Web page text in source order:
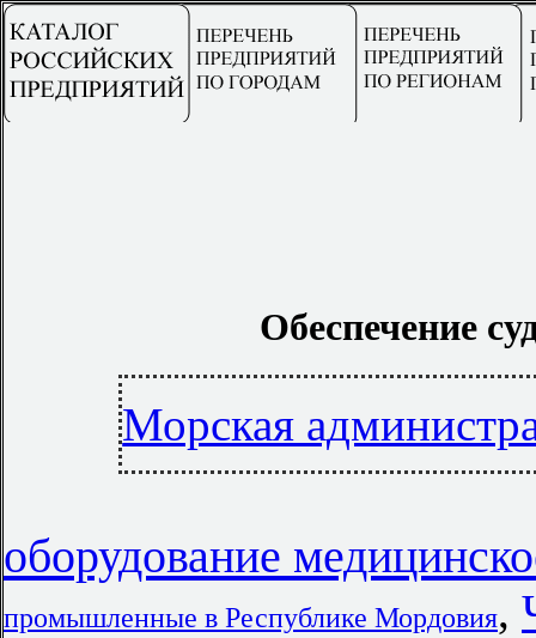
Обеспечение
Морская
оборудование
промышленные в Республике Мордовия,